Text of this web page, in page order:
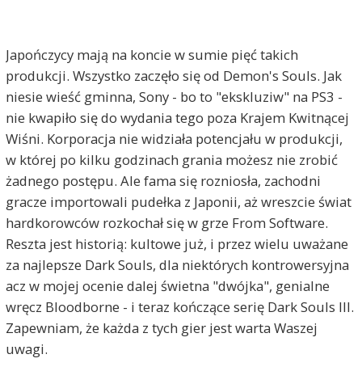
Japończycy mają na koncie w sumie pięć takich
produkcji. Wszystko zaczęło się od Demon's Souls. Jak
niesie wieść gminna, Sony - bo to "ekskluziw" na PS3 -
nie kwapiło się do wydania tego poza Krajem Kwitnącej
Wiśni. Korporacja nie widziała potencjału w produkcji,
w której po kilku godzinach grania możesz nie zrobić
żadnego postępu. Ale fama się rozniosła, zachodni
gracze importowali pudełka z Japonii, aż wreszcie świat
hardkorowców rozkochał się w grze From Software.
Reszta jest historią: kultowe już, i przez wielu uważane
za najlepsze Dark Souls, dla niektórych kontrowersyjna
acz w mojej ocenie dalej świetna "dwójka", genialne
wręcz Bloodborne - i teraz kończące serię Dark Souls III.
Zapewniam, że każda z tych gier jest warta Waszej
uwagi.